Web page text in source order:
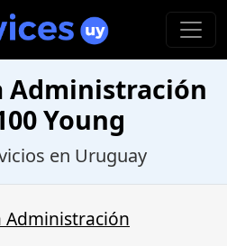
Administración
Young
en Uruguay
Administración